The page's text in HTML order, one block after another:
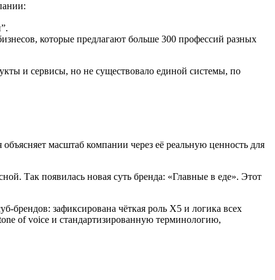
которые предлагают больше 300 профессий разных
и сервисы, но не существовало единой системы, по
масштаб компании через её реальную ценность для
Так появилась новая суть бренда: «Главные в еде». Этот
брендов: зафиксирована чёткая роль X5 и логика всех
of voice и стандартизированную терминологию,